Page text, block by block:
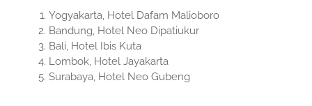
Yogyakarta, Hotel Dafam Malioboro
Bandung, Hotel Neo Dipatiukur
Bali, Hotel Ibis Kuta
Lombok, Hotel Jayakarta
Surabaya, Hotel Neo Gubeng